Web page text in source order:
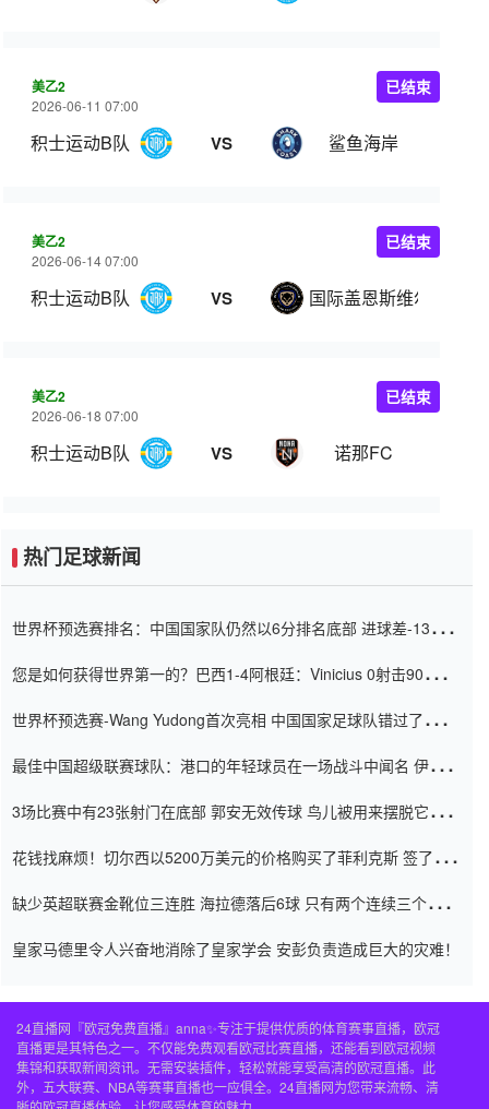
美乙2
2026-06-11 07:00
积士运动B队 VS 鲨鱼海岸
已结束
美乙2
2026-06-14 07:00
积士运动B队 VS 国际盖恩斯维尔
已结束
美乙2
2026-06-18 07:00
积士运动B队 VS 诺那FC
已结束
热门足球新闻
世界杯预选赛排名：中国国家队仍然以6分排名底部 进球差-13令人
您是如何获得世界第一的？巴西1-4阿根廷：Vinicius 0射击90分钟
世界杯预选赛-Wang Yudong首次亮相 中国国家足球队错过了世界
最佳中国超级联赛球队：港口的年轻球员在一场战斗中闻名 伊万放
3场比赛中有23张射门在底部 郭安无效传球 鸟儿被用来摆脱它
花钱找麻烦！切尔西以5200万美元的价格购买了菲利克斯 签了7年
缺少英超联赛金靴位三连胜 海拉德落后6球 只有两个连续三个连续
皇家马德里令人兴奋地消除了皇家学会 安彭负责造成巨大的灾难！
24直播网『欧冠免费直播』anna✨专注于提供优质的体育赛事直播，欧冠
直播更是其特色之一。不仅能免费观看欧冠比赛直播，还能看到欧冠视频
集锦和获取新闻资讯。无需安装插件，轻松就能享受高清的欧冠直播。此
外，五大联赛、NBA等赛事直播也一应俱全。24直播网为您带来流畅、清